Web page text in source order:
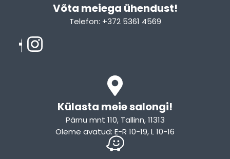
Võta meiega ühendust!​
Telefon: +372 5361 4569
Külasta meie salongi!
Pärnu mnt 110, Tallinn, 11313
Oleme avatud: E-R 10-19, L 10-16